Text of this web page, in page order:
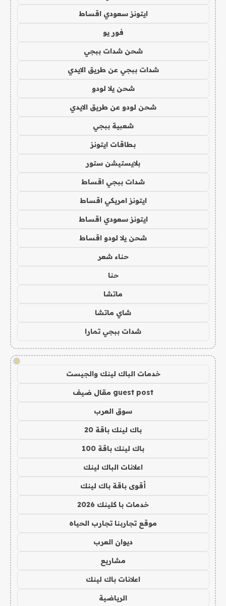
ايتونز سعودي اقساط
فور يو
شحن شدات ببجي
شدات ببجي عن طريق الايدي
شحن يلا لودو
شحن لودو عن طريق الايدي
شعبية ببجي
بطاقات ايتونز
بلايستيشن ستور
شدات ببجي اقساط
ايتونز امريكي اقساط
ايتونز سعودي اقساط
شحن يلا لودو اقساط
حناء شعر
حنا
ماتشا
شاي ماتشا
شدات ببجي تمارا
!
خدمات الباك لينك والجيست
guest post مقال ضيف
سوق العرب
باك لينك باقة 20
باك لينك باقة 100
اعلانات الباك لينك
أقوى باقة باك لينك
خدمات با كلينك 2026
موقع تجاربنا تجارب الحياه
ديوان العرب
مشاريع
اعلانات باك لينك
الرياضية